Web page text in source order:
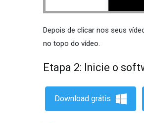
Depois de clicar nos seus
no topo do vídeo.
Etapa 2: Inicie o
Download grátis